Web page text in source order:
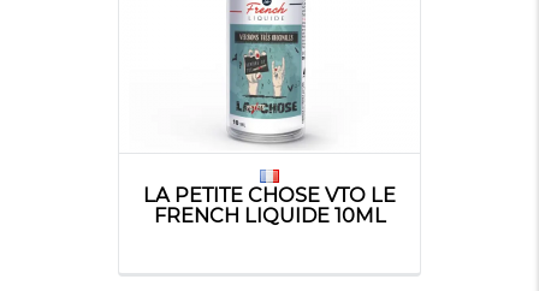
LA PETITE CHOSE VTO LE
FRENCH LIQUIDE 10ML